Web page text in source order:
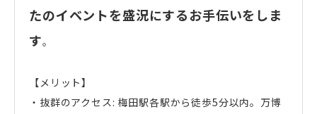
たのイベントを盛況にするお手伝いをしま
す。
【メリット】
・抜群のアクセス: 梅田駅各駅から徒歩5分以内。万博